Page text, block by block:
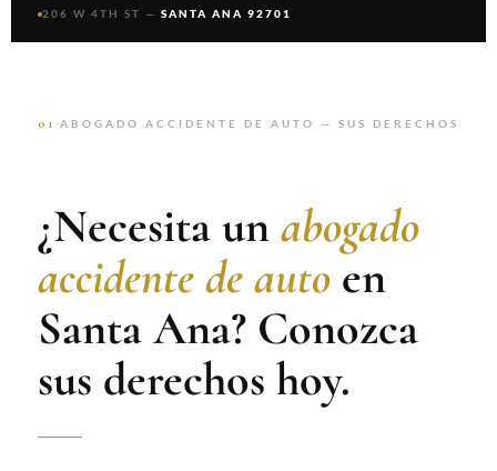
206 W 4TH ST — SANTA ANA 92701
01 ABOGADO ACCIDENTE DE AUTO — SUS DERECHOS
¿Necesita unabogado
accidente de auto en
Santa Ana? Conozca
sus derechos hoy.